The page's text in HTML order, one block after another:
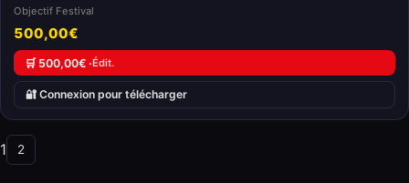
Objectif Festival
500,00€
🛒 500,00€ ·Édit.
🔐 Connexion pour télécharger
1 2